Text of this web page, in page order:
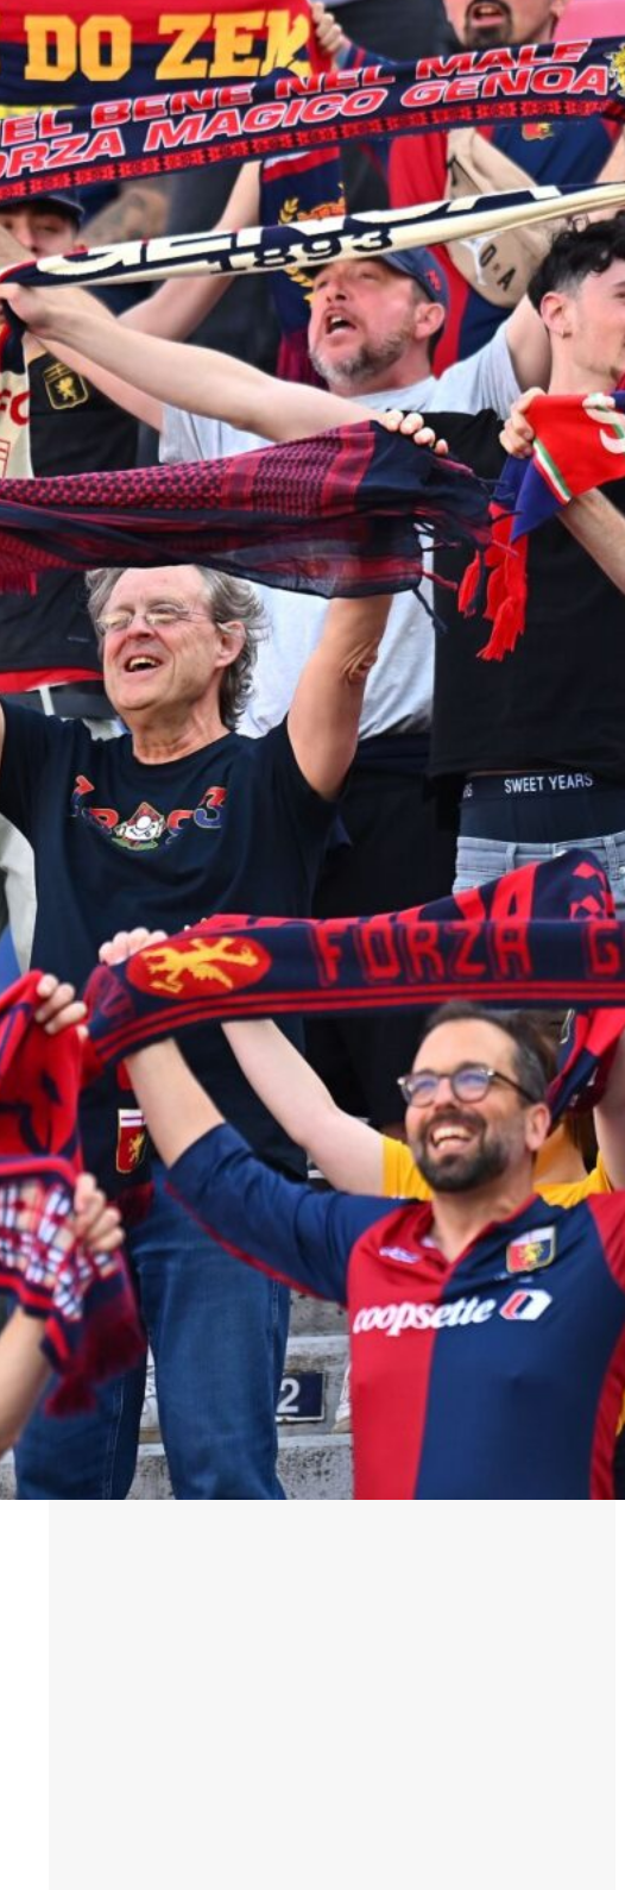
7 Agosto 2026
Il Genoa rifiuta un milione dal
Borussia Dortmund per il talento
Scaglione
7 Agosto 2026
Genoa, l’ex van ’t Schip riparte dalla
Nazionale: è il nuovo ct del
Kazakistan
7 Agosto 2026